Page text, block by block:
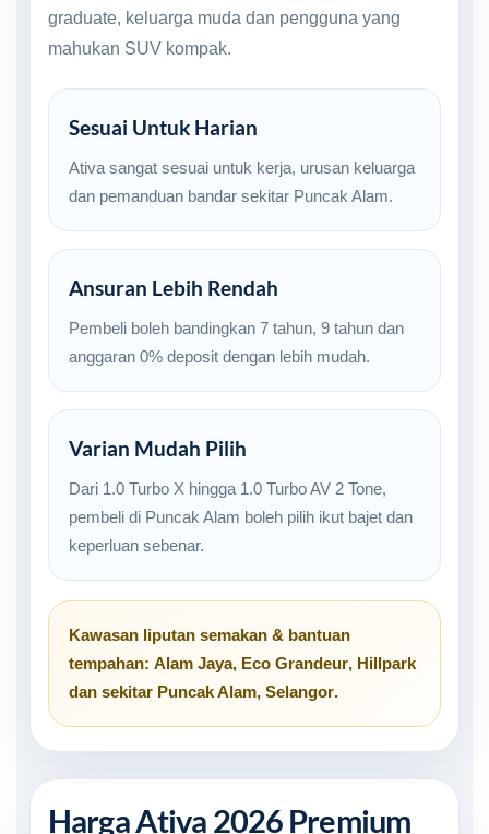
graduate, keluarga muda dan pengguna yang
mahukan SUV kompak.
Sesuai Untuk Harian
Ativa sangat sesuai untuk kerja, urusan keluarga
dan pemanduan bandar sekitar Puncak Alam.
Ansuran Lebih Rendah
Pembeli boleh bandingkan 7 tahun, 9 tahun dan
anggaran 0% deposit dengan lebih mudah.
Varian Mudah Pilih
Dari 1.0 Turbo X hingga 1.0 Turbo AV 2 Tone,
pembeli di Puncak Alam boleh pilih ikut bajet dan
keperluan sebenar.
Kawasan liputan semakan & bantuan
tempahan: Alam Jaya, Eco Grandeur, Hillpark
dan sekitar Puncak Alam, Selangor.
Harga Ativa 2026 Premium